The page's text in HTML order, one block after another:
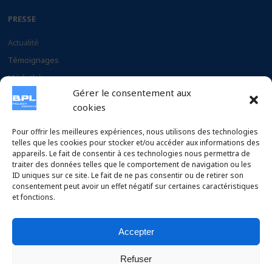
Gérer le consentement aux
cookies
Pour offrir les meilleures expériences, nous utilisons des technologies
telles que les cookies pour stocker et/ou accéder aux informations des
appareils. Le fait de consentir à ces technologies nous permettra de
traiter des données telles que le comportement de navigation ou les
ID uniques sur ce site. Le fait de ne pas consentir ou de retirer son
consentement peut avoir un effet négatif sur certaines caractéristiques
et fonctions.
Accepter
Refuser
PRESSE
Actualité
Témoignages
Médiathèque
Documents
CARRIERE
Pourquoi choisir BPL
Postulez à nos offres
Copyright © 2026 BPL Project Experts SAS – Conception :